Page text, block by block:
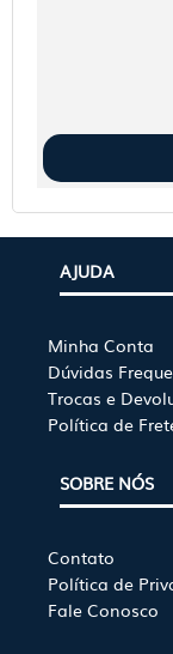
AJUDA
Minha Conta
Dúvidas
Trocas e
Política de
SOBRE NÓS
Contato
Política de
Fale Conosco